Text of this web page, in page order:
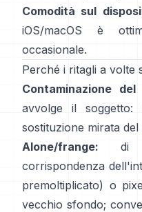
Comodità sul
iOS/macOS è
occasionale.
Perché i ritagli a volte
Contaminazione del
avvolge il soggetto:
sostituzione mirata
Alone/frange: di
corrispondenza
premoltiplicato) o
vecchio sfondo;